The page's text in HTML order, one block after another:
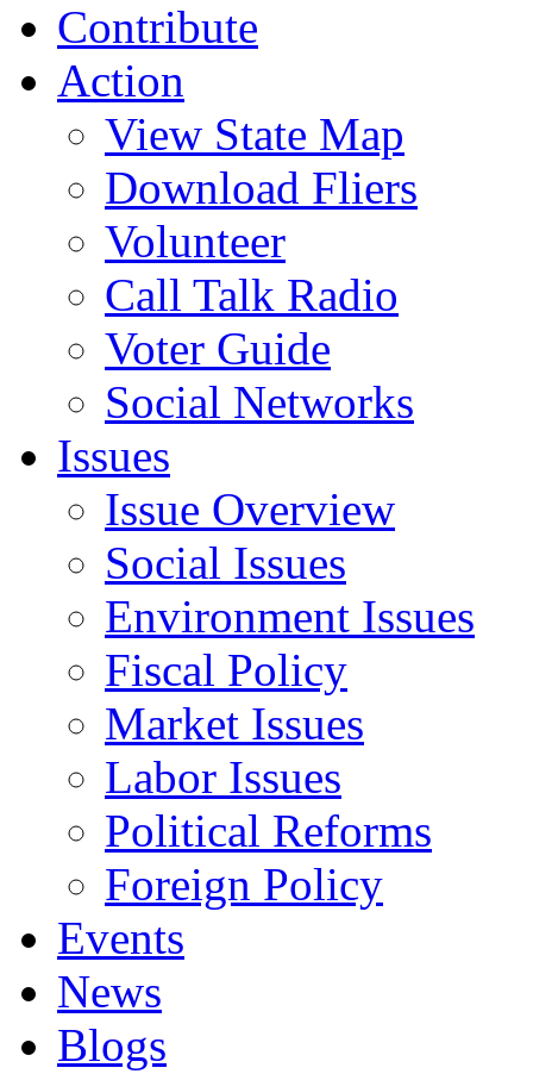
Contribute
Action
View State Map
Download Fliers
Volunteer
Call Talk Radio
Voter Guide
Social Networks
Issues
Issue Overview
Social Issues
Environment Issues
Fiscal Policy
Market Issues
Labor Issues
Political Reforms
Foreign Policy
Events
News
Blogs